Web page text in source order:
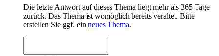
Die letzte Antwort auf dieses Thema liegt mehr als 365 Tage
zurück. Das Thema ist womöglich bereits veraltet. Bitte
erstellen Sie ggf. ein neues Thema.